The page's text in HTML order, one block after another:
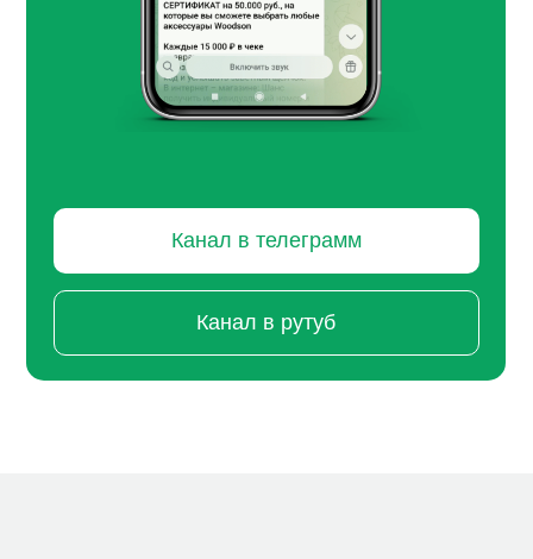
Канал в телеграмм
Канал в рутуб